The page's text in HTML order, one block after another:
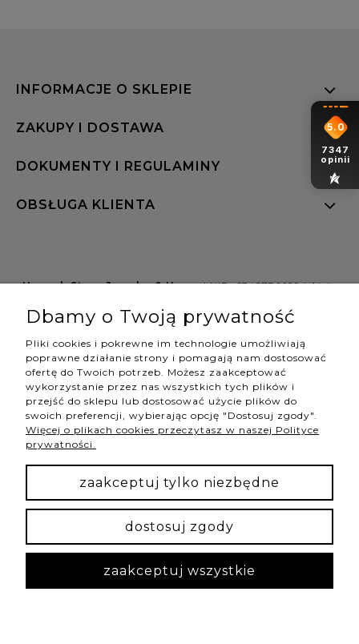
INFORMACJE O SKLEPIE
ZAKUPY I DOSTAWA
DOKUMENTY I REGULAMINY
OBSŁUGA KLIENTA
Hannah Store Jewelry & Home| NIP: 6342736629 | Aleja
shop@hannahstore.pl
pokaż pełną wersję strony
5.0
7347
opinii
NASZE ODZNAKI
Sklep internetowy Shoper Premium
Dbamy o Twoją prywatność
Pliki cookies i pokrewne im technologie umożliwiają
poprawne działanie strony i pomagają nam dostosować
ofertę do Twoich potrzeb. Możesz zaakceptować
wykorzystanie przez nas wszystkich tych plików i
przejść do sklepu lub dostosować użycie plików do
swoich preferencji, wybierając opcję "Dostosuj zgody".
Więcej o plikach cookies przeczytasz w naszej Polityce
prywatności.
zaakceptuj tylko niezbędne
dostosuj zgody
zaakceptuj wszystkie